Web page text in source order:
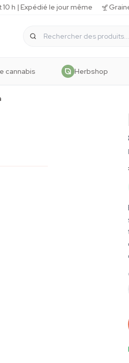
h | Expédié le jour même
cannabis Herbshop